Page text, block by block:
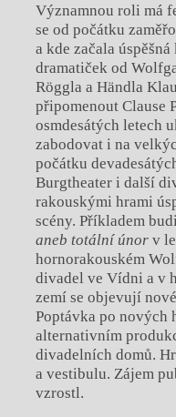
Významnou roli má
se od počátku
a kde začala
dramatiček od
Röggla a Händla
připomenout Clause
osmdesátých letech
zabodovat i na
počátku
Burgtheater i další
rakouskými hrami
scény. Příkladem
aneb totální únor v
hornorakouském
divadel ve Vídni a v
zemí se objevují
Poptávka po nových
alternativním
divadelních domů.
a vestibulu. Zájem
vzrostl.